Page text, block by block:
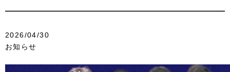
2026/04/30
お知らせ